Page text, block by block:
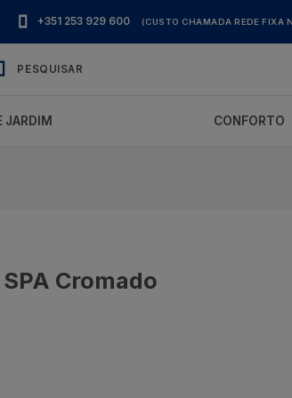
+351 253 929 600 (CUSTO CHAMADA REDE FIXA
JARDIM CONFORTO
Cromado